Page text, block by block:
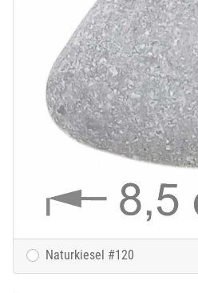
Naturkiesel #120